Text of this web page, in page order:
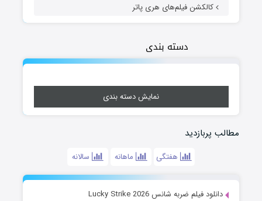
کالکشن فیلم‌های هری پاتر
دسته بندی
نمایش دسته بندی
مطالب پربازدید
هفتگی ماهانه سالانه
دانلود فیلم ضربه شانس Lucky Strike 2026